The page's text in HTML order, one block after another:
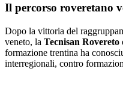
Il percorso roveretano
Dopo la vittoria del
veneto, la Tecnisan Rovereto
formazione trentina ha
interregionali, contro